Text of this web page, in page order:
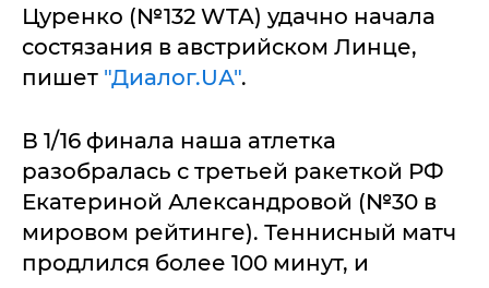
Цуренко (№132 WTA) удачно начала
состязания в австрийском Линце,
пишет "Диалог.UА".
В 1/16 финала наша атлетка
разобралась с третьей ракеткой РФ
Екатериной Александровой (№30 в
мировом рейтинге). Теннисный матч
продлился более 100 минут, и